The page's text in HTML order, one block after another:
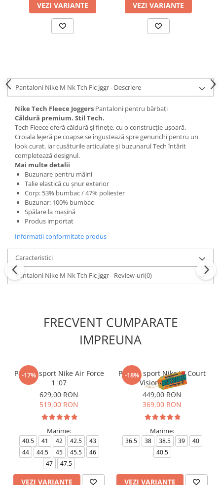
VEZI VARIANTE VEZI VARIANTE
Pantaloni Nike M Nk Tch Flc Jggr - Descriere
Nike Tech Fleece Joggers Pantaloni pentru bărbați
Căldură premium. Stil Tech.
Tech Fleece oferă căldură și finețe, cu o construcție ușoară.
Croiala lejeră pe coapse se îngustează spre genunchi pentru un
look curat, iar cusăturile articulate și buzunarul Tech întărit
completează designul.
Mai multe detalii
Buzunare pentru mâini
Talie elastică cu șnur exterior
Corp: 53% bumbac / 47% poliester
Buzunar: 100% bumbac
Spălare la mașină
Produs importat
Informatii conformitate produs
Caracteristici
Pantaloni Nike M Nk Tch Flc Jggr - Review-uri(0)
FRECVENT CUMPARATE
IMPREUNA
-17%
Pantofi sport Nike Air Force
1 '07
629,00 RON
519,00 RON
Marime:
40.5 41 42 42.5
43
44
44.5 45 45.5
46
47
47.5
VEZI VARIANTE
-18%
Pantofi sport Nike W Court
Vision Alta Ltr
449,00 RON
369,00 RON
Marime:
36.5 38 38.5 39
40
40.5
VEZI VARIANTE